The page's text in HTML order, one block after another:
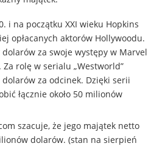
i na początku XXI wieku Hopkins
opłacanych aktorów Hollywoodu.
za swoje występy w Marvel
rolę w serialu „Westworld”
dolarów za odcinek. Dzięki serii
łącznie około 50 milionów
szacuje, że jego majątek netto
dolarów. (stan na sierpień